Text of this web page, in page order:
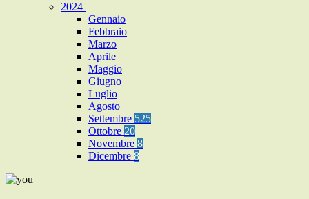
2024
Gennaio
Febbraio
Marzo
Aprile
Maggio
Giugno
Luglio
Agosto
Settembre 525
Ottobre 20
Novembre 8
Dicembre 8